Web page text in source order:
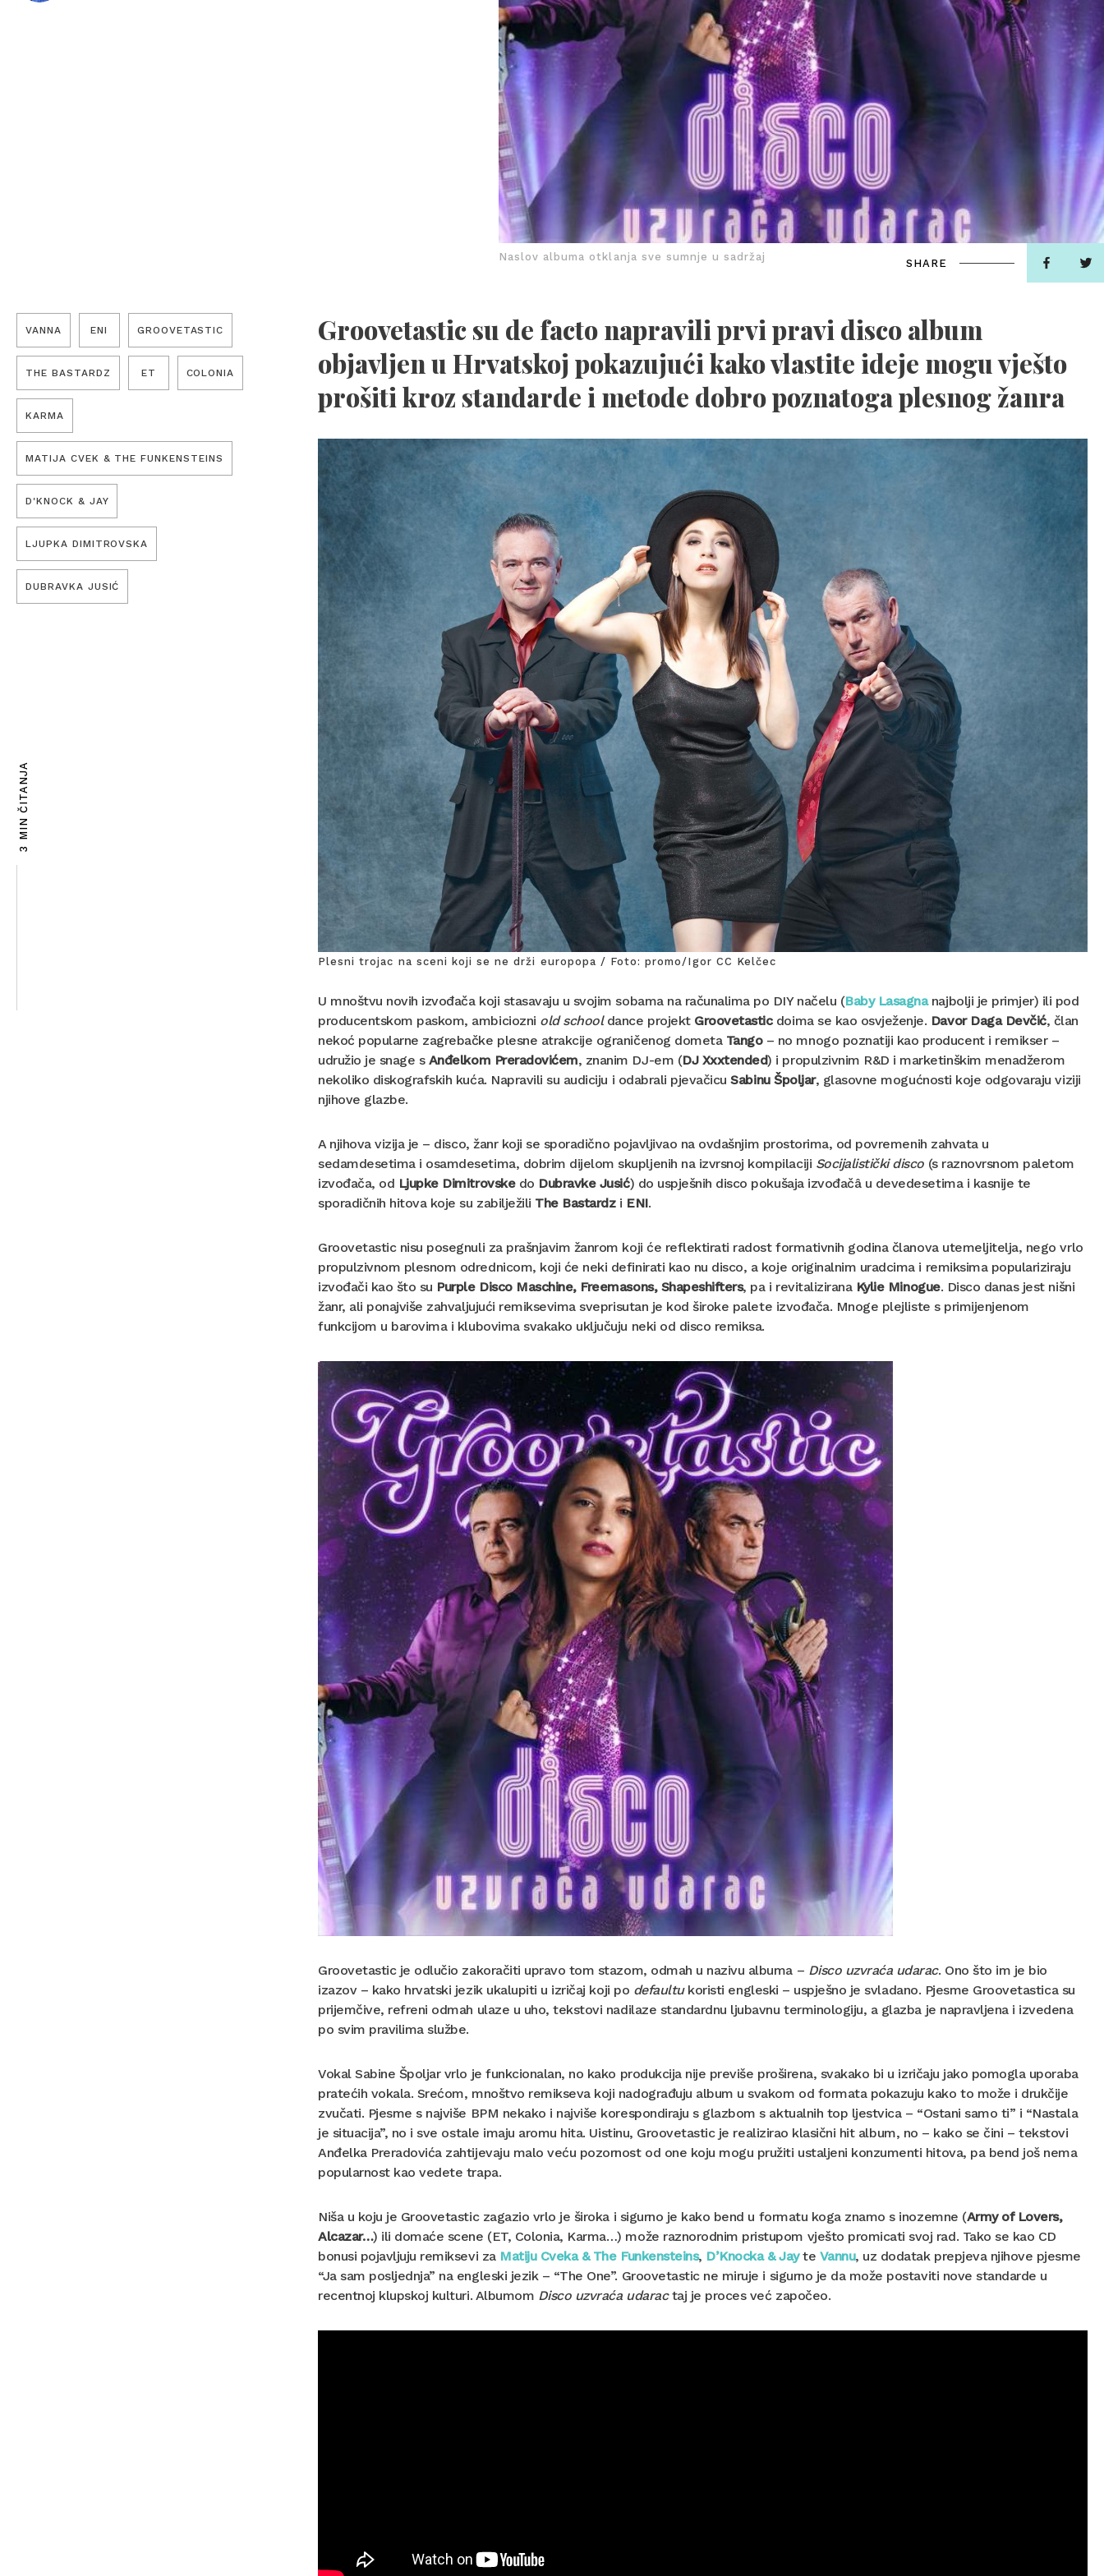
Naslov albuma otklanja sve sumnje u sadržaj SHARE
VANNA ENI GROOVETASTIC
THE BASTARDZ ET COLONIA
KARMA
MATIJA CVEK & THE FUNKENSTEINS
D'KNOCK & JAY
LJUPKA DIMITROVSKA
DUBRAVKA JUSIĆ
3 MIN ČITANJA
Groovetastic su de facto napravili prvi pravi disco album
objavljen u Hrvatskoj pokazujući kako vlastite ideje mogu vješto
prošiti kroz standarde i metode dobro poznatoga plesnog žanra
Plesni trojac na sceni koji se ne drži europopa / Foto: promo/Igor CC Kelčec
U mnoštvu novih izvođača koji stasavaju u svojim sobama na računalima po DIY načelu (Baby Lasagnanajbolji je primjer) ili pod
producentskom paskom, ambiciozni old schooldance projekt Groovetasticdoima se kao osvježenje. Davor Daga Devčić, član
nekoć popularne zagrebačke plesne atrakcije ograničenog dometa Tango– no mnogo poznatiji kao producent i remikser –
udružio je snage s Anđelkom Preradovićem, znanim DJ-em (DJ Xxxtended) i propulzivnim R&D i marketinškim menadžerom
nekoliko diskografskih kuća. Napravili su audiciju i odabrali pjevačicuSabinu Špoljar, glasovne mogućnosti koje odgovaraju viziji
njihove glazbe.
A njihova vizija je – disco, žanr koji se sporadično pojavljivao na ovdašnjim prostorima, od povremenih zahvata u
sedamdesetima i osamdesetima, dobrim dijelom skupljenih na izvrsnoj kompilaciji Socijalistički disco (s raznovrsnom paletom
izvođača, od Ljupke Dimitrovskedo Dubravke Jusić) do uspješnih disco pokušaja izvođačâ u devedesetima i kasnije te
sporadičnih hitova koje su zabilježili The Bastardzi ENI.
Groovetastic nisu posegnuli za prašnjavim žanrom koji će reflektirati radost formativnih godina članova utemeljitelja, nego vrlo
propulzivnom plesnom odrednicom, koji će neki definirati kao nu disco, a koje originalnim uradcima i remiksima populariziraju
izvođači kao što su Purple Disco Maschine, Freemasons, Shapeshifters, pa i revitalizirana Kylie Minogue. Disco danas jest nišni
žanr, ali ponajviše zahvaljujući remiksevima sveprisutan je kod široke palete izvođača. Mnoge plejliste s primijenjenom
funkcijom u barovima i klubovima svakako uključuju neki od disco remiksa.
Groovetastic je odlučio zakoračiti upravo tom stazom, odmah u nazivu albuma – Disco uzvraća udarac. Ono što im je bio
izazov – kako hrvatski jezik ukalupiti u izričaj koji po defaultukoristi engleski – uspješno je svladano. Pjesme Groovetastica su
prijemčive, refreni odmah ulaze u uho, tekstovi nadilaze standardnu ljubavnu terminologiju, a glazba je napravljena i izvedena
po svim pravilima službe.
Vokal Sabine Špoljar vrlo je funkcionalan, no kako produkcija nije previše proširena, svakako bi u izričaju jako pomogla uporaba
pratećih vokala. Srećom, mnoštvo remikseva koji nadograđuju album u svakom od formata pokazuju kako to može i drukčije
zvučati. Pjesme s najviše BPM nekako i najviše korespondiraju s glazbom s aktualnih top ljestvica – “Ostani samo ti” i “Nastala
je situacija”, no i sve ostale imaju aromu hita. Uistinu, Groovetastic je realizirao klasični hit album, no – kako se čini – tekstovi
Anđelka Preradovića zahtijevaju malo veću pozornost od one koju mogu pružiti ustaljeni konzumenti hitova, pa bend još nema
popularnost kao vedete trapa.
Niša u koju je Groovetastic zagazio vrlo je široka i sigurno je kako bend u formatu koga znamo s inozemne (Army of Lovers,
Alcazar…) ili domaće scene (ET, Colonia, Karma…) može raznorodnim pristupom vješto promicati svoj rad. Tako se kao CD
bonusi pojavljuju remiksevi za Matiju Cveka & The Funkensteins, D’Knocka & Jayte Vannu, uz dodatak prepjeva njihove pjesme
“Ja sam posljednja” na engleski jezik – “The One”. Groovetastic ne miruje i sigurno je da može postaviti nove standarde u
recentnoj klupskoj kulturi. Albumom Disco uzvraća udaractaj je proces već započeo.